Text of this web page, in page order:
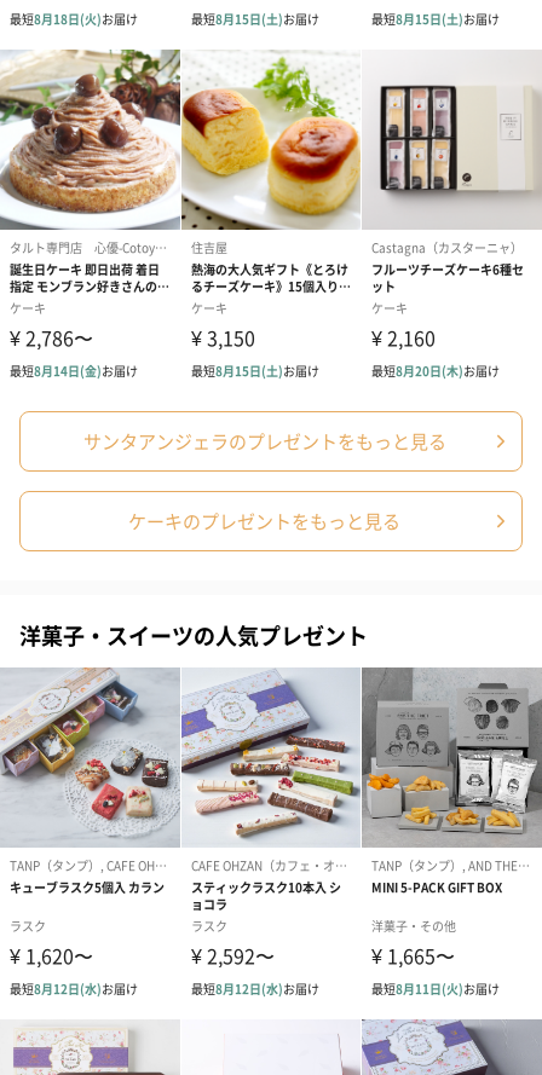
サンタアンジェラのプレゼントをもっと見る
ケーキのプレゼントをもっと見る
洋菓子・スイーツの人気プレゼント